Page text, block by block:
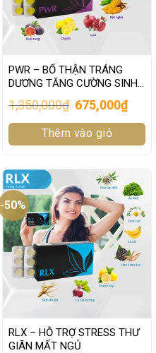
PWR – BỔ THẬN TRÁNG
DƯƠNG TĂNG CƯỜNG SINH
1,350,000₫ Original
price
was:
1,350,000₫.
675,000₫Current
price
is:
Thêm vào giỏ
-50%
RLX – HỖ TRỢ STRESS THƯ
GIÃN MẤT NGỦ